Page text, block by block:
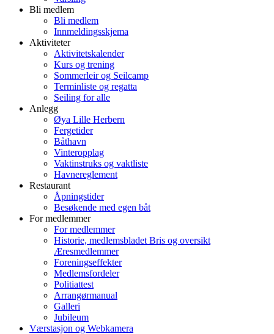
Bli medlem
Bli medlem
Innmeldingsskjema
Aktiviteter
Aktivitetskalender
Kurs og trening
Sommerleir og Seilcamp
Terminliste og regatta
Seiling for alle
Anlegg
Øya Lille Herbern
Fergetider
Båthavn
Vinteropplag
Vaktinstruks og vaktliste
Havnereglement
Restaurant
Åpningstider
Besøkende med egen båt
For medlemmer
For medlemmer
Historie, medlemsbladet Bris og oversikt
Æresmedlemmer
Foreningseffekter
Medlemsfordeler
Politiattest
Arrangørmanual
Galleri
Jubileum
Værstasjon og Webkamera